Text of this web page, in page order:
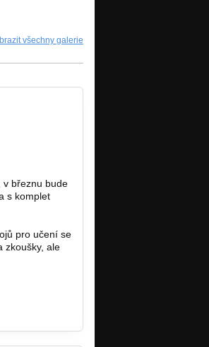
všechny galerie
v březnu bude
s komplet
pro učení se
zkoušky, ale